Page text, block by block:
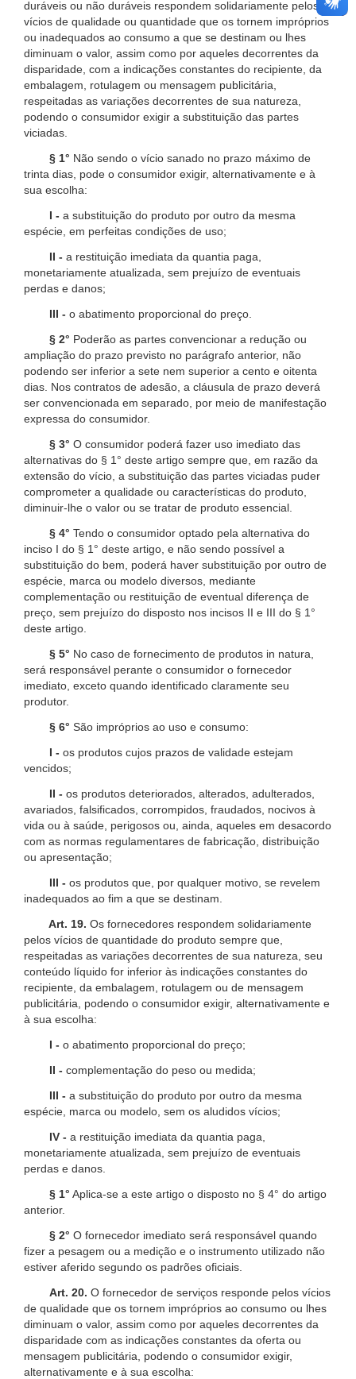
duráveis ou não duráveis respondem solidariamente pelos
vícios de qualidade ou quantidade que os tornem impróprios
ou inadequados ao consumo a que se destinam ou lhes
diminuam o valor, assim como por aqueles decorrentes da
disparidade, com a indicações constantes do recipiente, da
embalagem, rotulagem ou mensagem publicitária,
respeitadas as variações decorrentes de sua natureza,
podendo o consumidor exigir a substituição das partes
viciadas.
§ 1° Não sendo o vício sanado no prazo máximo de
trinta dias, pode o consumidor exigir, alternativamente e à
sua escolha:
I - a substituição do produto por outro da mesma
espécie, em perfeitas condições de uso;
II - a restituição imediata da quantia paga,
monetariamente atualizada, sem prejuízo de eventuais
perdas e danos;
III - o abatimento proporcional do preço.
§ 2° Poderão as partes convencionar a redução ou
ampliação do prazo previsto no parágrafo anterior, não
podendo ser inferior a sete nem superior a cento e oitenta
dias. Nos contratos de adesão, a cláusula de prazo deverá
ser convencionada em separado, por meio de manifestação
expressa do consumidor.
§ 3° O consumidor poderá fazer uso imediato das
alternativas do § 1° deste artigo sempre que, em razão da
extensão do vício, a substituição das partes viciadas puder
comprometer a qualidade ou características do produto,
diminuir-lhe o valor ou se tratar de produto essencial.
§ 4° Tendo o consumidor optado pela alternativa do
inciso I do § 1° deste artigo, e não sendo possível a
substituição do bem, poderá haver substituição por outro de
espécie, marca ou modelo diversos, mediante
complementação ou restituição de eventual diferença de
preço, sem prejuízo do disposto nos incisos II e III do § 1°
deste artigo.
§ 5° No caso de fornecimento de produtos in natura,
será responsável perante o consumidor o fornecedor
imediato, exceto quando identificado claramente seu
produtor.
§ 6° São impróprios ao uso e consumo:
I - os produtos cujos prazos de validade estejam
vencidos;
II - os produtos deteriorados, alterados, adulterados,
avariados, falsificados, corrompidos, fraudados, nocivos à
vida ou à saúde, perigosos ou, ainda, aqueles em desacordo
com as normas regulamentares de fabricação, distribuição
ou apresentação;
III - os produtos que, por qualquer motivo, se revelem
inadequados ao fim a que se destinam.
Art. 19. Os fornecedores respondem solidariamente
pelos vícios de quantidade do produto sempre que,
respeitadas as variações decorrentes de sua natureza, seu
conteúdo líquido for inferior às indicações constantes do
recipiente, da embalagem, rotulagem ou de mensagem
publicitária, podendo o consumidor exigir, alternativamente e
à sua escolha:
I - o abatimento proporcional do preço;
II - complementação do peso ou medida;
III - a substituição do produto por outro da mesma
espécie, marca ou modelo, sem os aludidos vícios;
IV - a restituição imediata da quantia paga,
monetariamente atualizada, sem prejuízo de eventuais
perdas e danos.
§ 1° Aplica-se a este artigo o disposto no § 4° do artigo
anterior.
§ 2° O fornecedor imediato será responsável quando
fizer a pesagem ou a medição e o instrumento utilizado não
estiver aferido segundo os padrões oficiais.
Art. 20. O fornecedor de serviços responde pelos vícios
de qualidade que os tornem impróprios ao consumo ou lhes
diminuam o valor, assim como por aqueles decorrentes da
disparidade com as indicações constantes da oferta ou
mensagem publicitária, podendo o consumidor exigir,
alternativamente e à sua escolha: